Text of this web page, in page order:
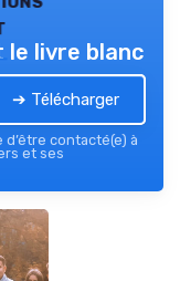
livre blanc
➔ Télécharger
contacté(e) à
et ses